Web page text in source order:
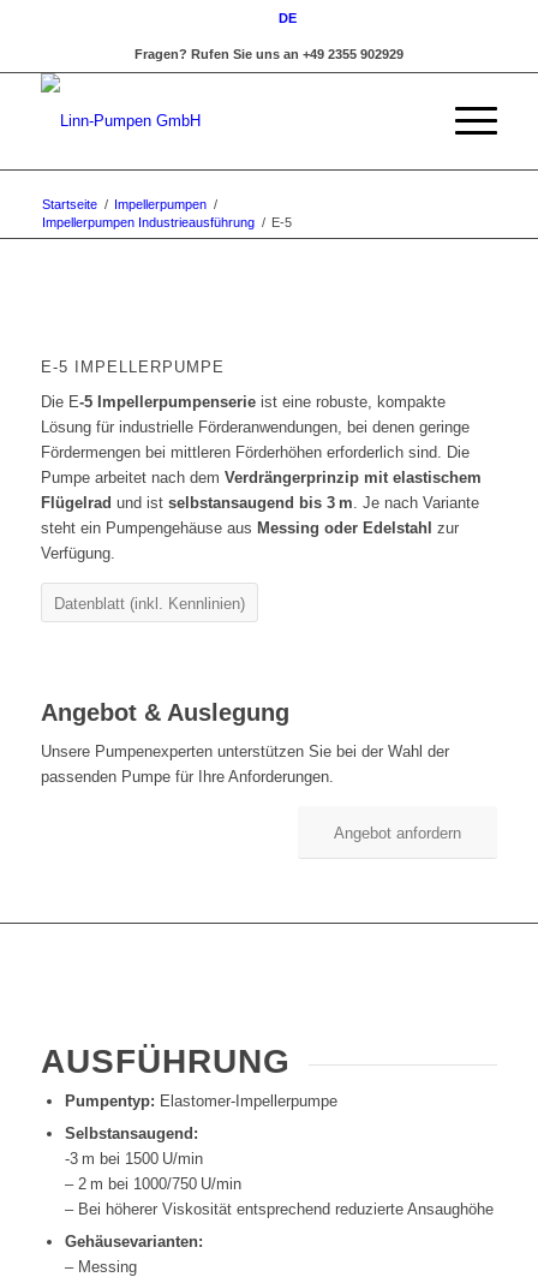
DE
Fragen? Rufen Sie uns an +49 2355 902929
Startseite / Impellerpumpen /
Impellerpumpen Industrieausführung / E-5
E-5 IMPELLERPUMPE
Die E-5 Impellerpumpenserieist eine robuste, kompakte
Lösung für industrielle Förderanwendungen, bei denen geringe
Fördermengen bei mittleren Förderhöhen erforderlich sind. Die
Pumpe arbeitet nach dem Verdrängerprinzip mit elastischem
Flügelrad und ist selbstansaugend bis 3 m. Je nach Variante
steht ein Pumpengehäuse aus Messing oder Edelstahl zur
Verfügung.
Datenblatt (inkl. Kennlinien)
Angebot & Auslegung
Unsere Pumpenexperten unterstützen Sie bei der Wahl der
passenden Pumpe für Ihre Anforderungen.
Angebot anfordern
AUSFÜHRUNG
Pumpentyp: Elastomer-Impellerpumpe
Selbstansaugend:
-3 m bei 1500 U/min
– 2 m bei 1000/750 U/min
– Bei höherer Viskosität entsprechend reduzierte Ansaughöhe
Gehäusevarianten:
– Messing